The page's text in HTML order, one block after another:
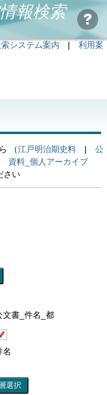
報検索
システム案内 | 利用案
（江戸明治期史料 | 公
資料_個人アーカイブ
さい
文書_件名_都
名